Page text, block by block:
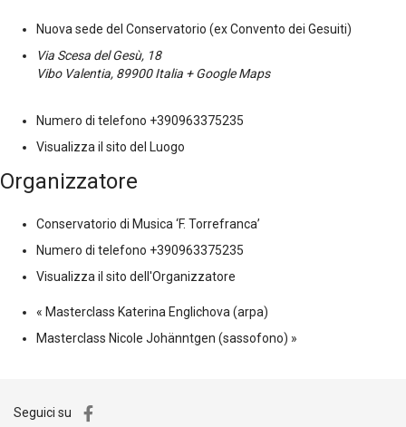
Nuova sede del Conservatorio (ex Convento dei Gesuiti)
Via Scesa del Gesù, 18
Vibo Valentia, 89900 Italia + Google Maps
Numero di telefono +390963375235
Visualizza il sito del Luogo
Organizzatore
Conservatorio di Musica ‘F. Torrefranca’
Numero di telefono +390963375235
Visualizza il sito dell'Organizzatore
« Masterclass Katerina Englichova (arpa)
Masterclass Nicole Johänntgen (sassofono) »
Seguici su